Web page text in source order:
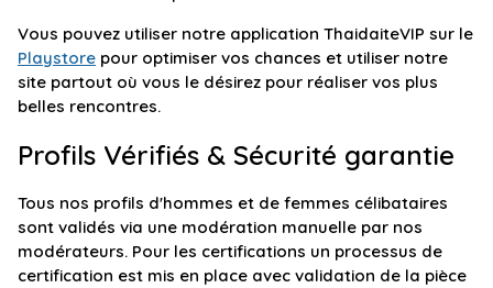
Vous pouvez utiliser notre application ThaidaiteVIP sur le
Playstore pour optimiser vos chances et utiliser notre
site partout où vous le désirez pour réaliser vos plus
belles rencontres.
Profils Vérifiés & Sécurité garantie
Tous nos profils d'hommes et de femmes célibataires
sont validés via une modération manuelle par nos
modérateurs. Pour les certifications un processus de
certification est mis en place avec validation de la pièce